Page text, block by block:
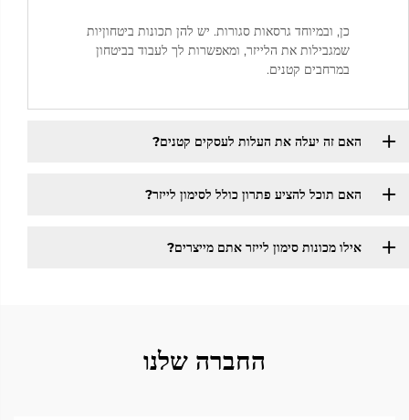
כן, ובמיוחד גרסאות סגורות. יש להן תכונות ביטחוןיות
שמגבילות את הלייזר, ומאפשרות לך לעבוד בביטחון
במרחבים קטנים.
האם זה יעלה את העלות לעסקים קטנים? ​
האם תוכל להציע פתרון כולל לסימון לייזר?
אילו מכונות סימון לייזר אתם מייצרים?
החברה שלנו